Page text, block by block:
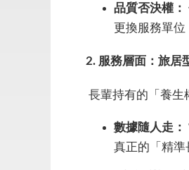
品質否決權：
更換服務單位
2. 服務層面：旅居
長輩持有的「養生
數據隨人走：
真正的「精準